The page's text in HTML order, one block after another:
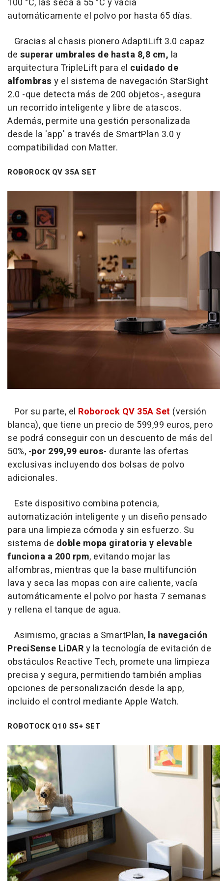
automáticamente el polvo por hasta 65 días.
Gracias al chasis pionero AdaptiLift 3.0 capaz
de superar umbrales de hasta 8,8 cm, la
arquitectura TripleLift para el cuidado de
alfombras y el sistema de navegación StarSight
2.0 -que detecta más de 200 objetos-, asegura
un recorrido inteligente y libre de atascos.
Además, permite una gestión personalizada
desde la 'app' a través de SmartPlan 3.0 y
compatibilidad con Matter.
ROBOROCK QV 35A SET
Por su parte, el Roborock QV 35A Set (versión
blanca), que tiene un precio de 599,99 euros, pero
se podrá conseguir con un descuento de más del
50%, -por 299,99 euros- durante las ofertas
exclusivas incluyendo dos bolsas de polvo
adicionales.
Este dispositivo combina potencia,
automatización inteligente y un diseño pensado
para una limpieza cómoda y sin esfuerzo. Su
sistema de doble mopa giratoria y elevable
funciona a 200 rpm, evitando mojar las
alfombras, mientras que la base multifunción
lava y seca las mopas con aire caliente, vacía
automáticamente el polvo por hasta 7 semanas
y rellena el tanque de agua.
Asimismo, gracias a SmartPlan, la navegación
PreciSense LiDARy la tecnología de evitación de
obstáculos Reactive Tech, promete una limpieza
precisa y segura, permitiendo también amplias
opciones de personalización desde la app,
incluido el control mediante Apple Watch.
ROBOTOCK Q10 S5+ SET